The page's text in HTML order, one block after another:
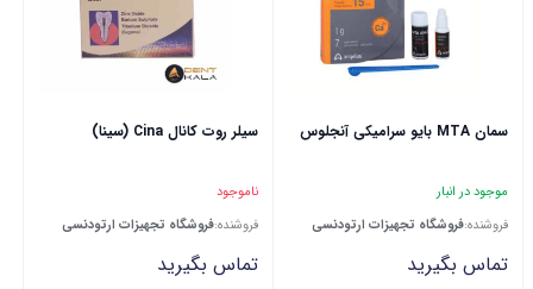
سمان MTA بایو سرامیکی آنجلوس
موجود در انبار
فروشنده:فروشگاه تجهیزات ارتودنسی
تماس بگیرید
سیلر روت کانال Cina (سینا)
ناموجود
فروشنده:فروشگاه تجهیزات ارتودنسی
تماس بگیرید